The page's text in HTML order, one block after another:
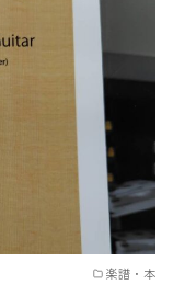
楽譜・本